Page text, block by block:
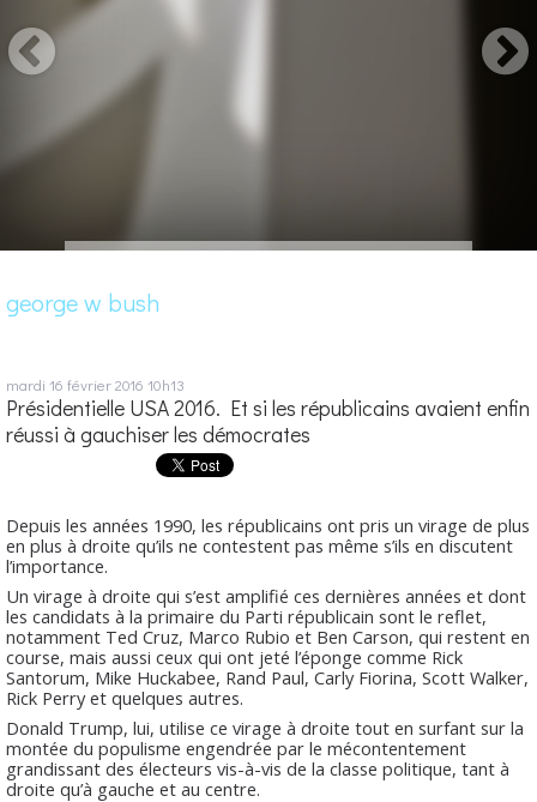
george w bush
mardi 16 février 2016 10h13
Présidentielle USA 2016. Et si les républicains avaient enfin
réussi à gauchiser les démocrates
Depuis les années 1990, les républicains ont pris un virage de plus
en plus à droite qu’ils ne contestent pas même s’ils en discutent
l’importance.
Un virage à droite qui s’est amplifié ces dernières années et dont
les candidats à la primaire du Parti républicain sont le reflet,
notamment Ted Cruz, Marco Rubio et Ben Carson, qui restent en
course, mais aussi ceux qui ont jeté l’éponge comme Rick
Santorum, Mike Huckabee, Rand Paul, Carly Fiorina, Scott Walker,
Rick Perry et quelques autres.
Donald Trump, lui, utilise ce virage à droite tout en surfant sur la
montée du populisme engendrée par le mécontentement
grandissant des électeurs vis-à-vis de la classe politique, tant à
droite qu’à gauche et au centre.